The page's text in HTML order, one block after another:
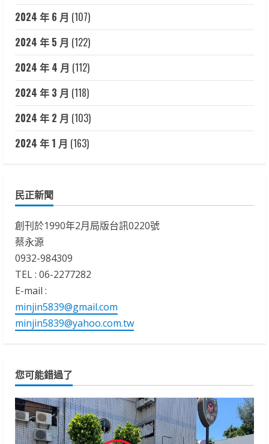
2024 年 6 月 (107)
2024 年 5 月 (122)
2024 年 4 月 (112)
2024 年 3 月 (118)
2024 年 2 月 (103)
2024 年 1 月 (163)
民正新聞
創刊於1990年2月局版台訊0220號
蔡永源
0932-984309
TEL : 06-2277282
E-mail :
minjin5839@gmail.com
minjin5839@yahoo.com.tw
您可能錯過了